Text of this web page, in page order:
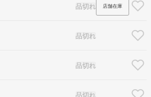
品切れ 店舗在庫
品切れ
品切れ
品切れ